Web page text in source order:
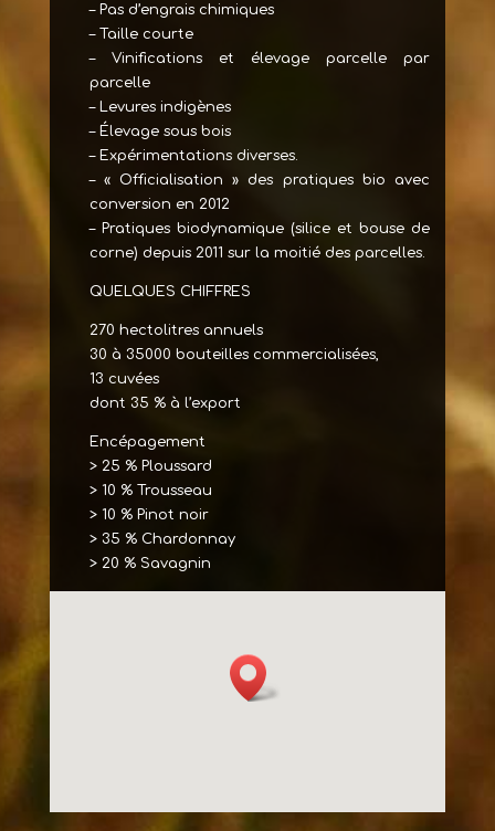
– Pas d’engrais chimiques
– Taille courte
– Vinifications et élevage parcelle par
parcelle
– Levures indigènes
– Élevage sous bois
– Expérimentations diverses.
– « Officialisation » des pratiques bio avec
conversion en 2012
– Pratiques biodynamique (silice et bouse de
corne) depuis 2011 sur la moitié des parcelles.
QUELQUES CHIFFRES
270 hectolitres annuels
30 à 35000 bouteilles commercialisées,
13 cuvées
dont 35 % à l’export
Encépagement
> 25 % Ploussard
> 10 % Trousseau
> 10 % Pinot noir
> 35 % Chardonnay
> 20 % Savagnin